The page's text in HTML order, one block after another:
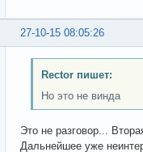
27-10-15 08:05:26
Rector пишет:
Но это не винда
Это не разговор...
Дальнейшее уже